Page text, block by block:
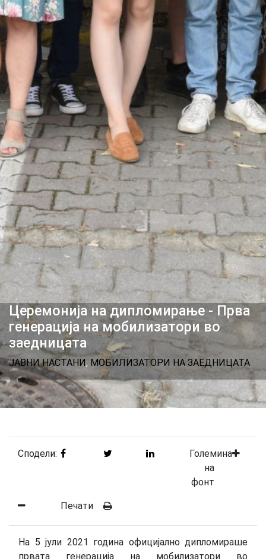
Церемонија на дипломирање - Прва
генерација на мобилизатори во
заедницата
ЈАВНИ НАСТАНИ, МОБИЛИЗАТОРИ НА ЗАЕДНИЦАТА
Сподели:
Големина
на
фонт
Печати
На 5 јули 2021 година официјално дипломираше
првата генерација на мобилизатори во